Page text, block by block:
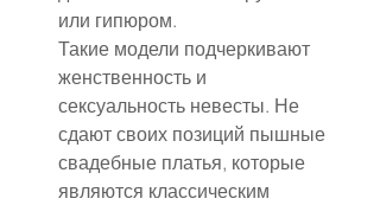
или гипюром.
Такие модели подчеркивают
женственность и
сексуальность невесты. Не
сдают своих позиций пышные
свадебные платья, которые
являются классическим